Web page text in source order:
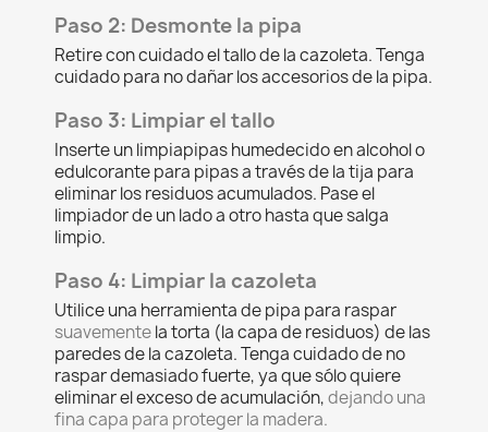
Paso 2: Desmonte la pipa
Retire con cuidado el tallo de la cazoleta. Tenga
cuidado para no dañar los accesorios de la pipa.
Paso 3: Limpiar el tallo
Inserte un limpiapipas humedecido en alcohol o
edulcorante para pipas a través de la tija para
eliminar los residuos acumulados. Pase el
limpiador de un lado a otro hasta que salga
limpio.
Paso 4: Limpiar la cazoleta
Utilice una herramienta de pipa para raspar
suavementela torta (la capa de residuos) de las
paredes de la cazoleta. Tenga cuidado de no
raspar demasiado fuerte, ya que sólo quiere
eliminar el exceso de acumulación,dejando una
fina capa para proteger la madera.